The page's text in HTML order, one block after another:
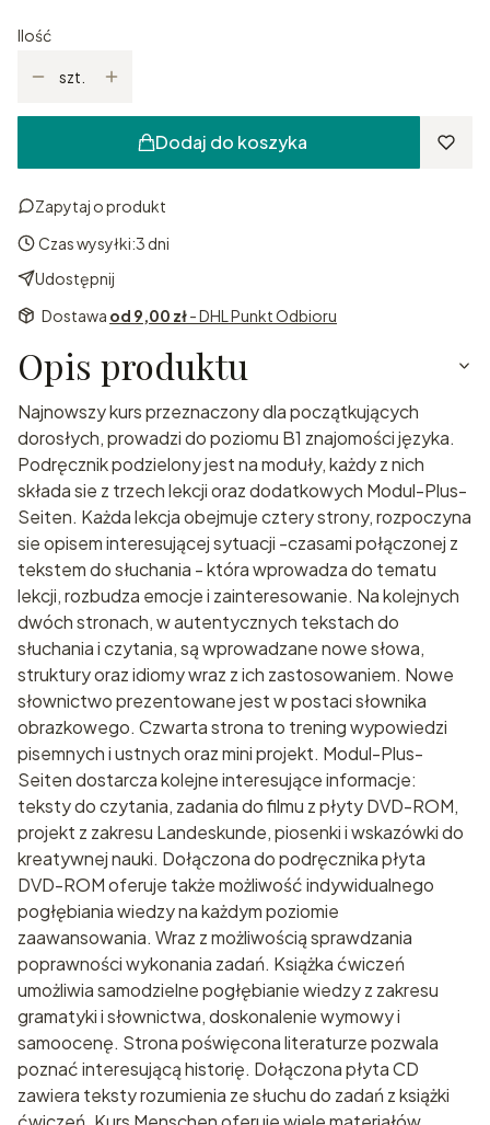
Ilość
szt.
Dodaj do koszyka
Zapytaj o produkt
Czas wysyłki:3 dni
Udostępnij
Dostawa od 9,00 zł- DHL Punkt Odbioru
Opis produktu
Najnowszy kurs przeznaczony dla początkujących
dorosłych, prowadzi do poziomu B1 znajomości języka.
Podręcznik podzielony jest na moduły, każdy z nich
składa sie z trzech lekcji oraz dodatkowych Modul-Plus-
Seiten. Każda lekcja obejmuje cztery strony, rozpoczyna
sie opisem interesującej sytuacji -czasami połączonej z
tekstem do słuchania - która wprowadza do tematu
lekcji, rozbudza emocje i zainteresowanie. Na kolejnych
dwóch stronach, w autentycznych tekstach do
słuchania i czytania, są wprowadzane nowe słowa,
struktury oraz idiomy wraz z ich zastosowaniem. Nowe
słownictwo prezentowane jest w postaci słownika
obrazkowego. Czwarta strona to trening wypowiedzi
pisemnych i ustnych oraz mini projekt. Modul-Plus-
Seiten dostarcza kolejne interesujące informacje:
teksty do czytania, zadania do filmu z płyty DVD-ROM,
projekt z zakresu Landeskunde, piosenki i wskazówki do
kreatywnej nauki. Dołączona do podręcznika płyta
DVD-ROM oferuje także możliwość indywidualnego
pogłębiania wiedzy na każdym poziomie
zaawansowania. Wraz z możliwością sprawdzania
poprawności wykonania zadań. Książka ćwiczeń
umożliwia samodzielne pogłębianie wiedzy z zakresu
gramatyki i słownictwa, doskonalenie wymowy i
samoocenę. Strona poświęcona literaturze pozwala
poznać interesującą historię. Dołączona płyta CD
zawiera teksty rozumienia ze słuchu do zadań z książki